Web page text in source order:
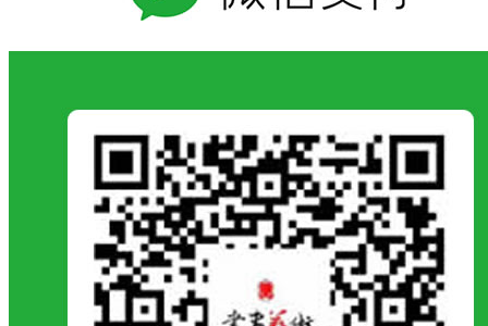
鹰击长空
杨国瑞 团团的新年奇遇
杨鹏 烈焰中的守护
杨卫华 泊位未满
杨晓玲 沂蒙二姐